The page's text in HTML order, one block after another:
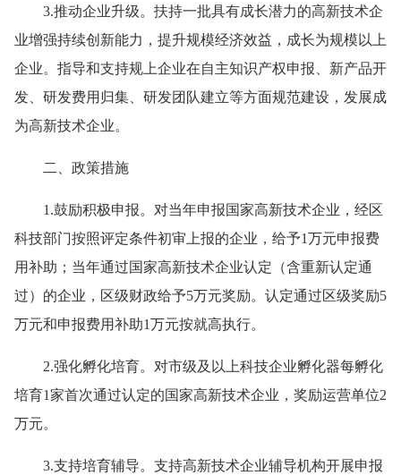
3.推动企业升级。扶持一批具有成长潜力的高新技术企
业增强持续创新能力，提升规模经济效益，成长为规模以上
企业。指导和支持规上企业在自主知识产权申报、新产品开
发、研发费用归集、研发团队建立等方面规范建设，发展成
为高新技术企业。
二、政策措施
1.鼓励积极申报。对当年申报国家高新技术企业，经区
科技部门按照评定条件初审上报的企业，给予1万元申报费
用补助；当年通过国家高新技术企业认定（含重新认定通
过）的企业，区级财政给予5万元奖励。认定通过区级奖励5
万元和申报费用补助1万元按就高执行。
2.强化孵化培育。对市级及以上科技企业孵化器每孵化
培育1家首次通过认定的国家高新技术企业，奖励运营单位2
万元。
3.支持培育辅导。支持高新技术企业辅导机构开展申报